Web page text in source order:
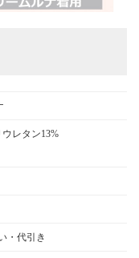
レタン13%
・代引き